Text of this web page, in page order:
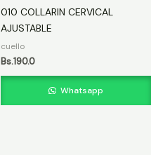
010 COLLARIN CERVICAL
AJUSTABLE
cuello
Bs.190.0
Whatsapp